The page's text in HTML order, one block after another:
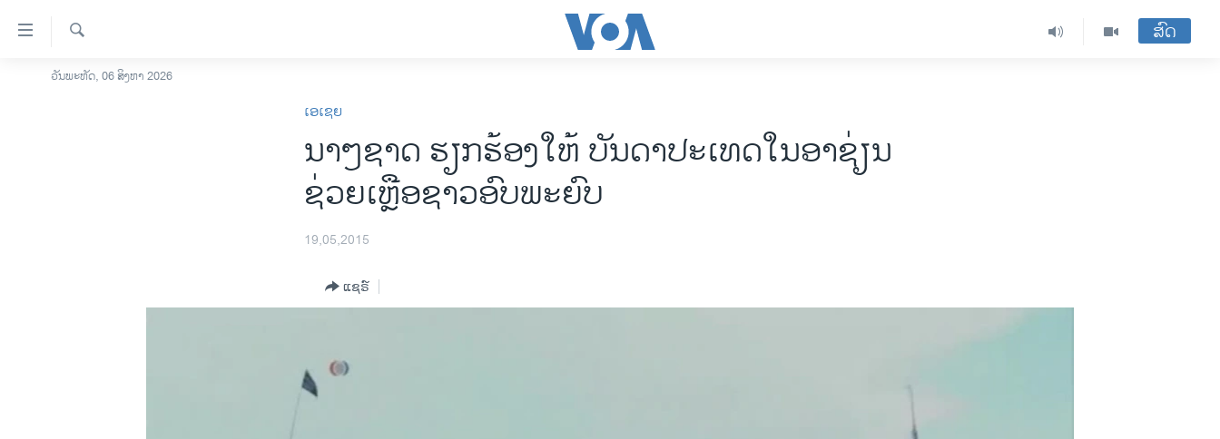
ລິ້ງ
ສຳຫລັບ
ໂຮມເພຈ
ຄົ້ນຫາ
ສົດ
ວັນພະຫັດ, 06 ສິງຫາ 2026
ເອເຊຍ
ນາໆຊາດ ຮຽກຮ້ອງໃຫ້ ບັນດາປະເທດໃນອາຊ່ຽນ
ຊ່ວຍເຫຼືອຊາວອົບພະຍົບ
19,05,2015
ແຊຣ໌